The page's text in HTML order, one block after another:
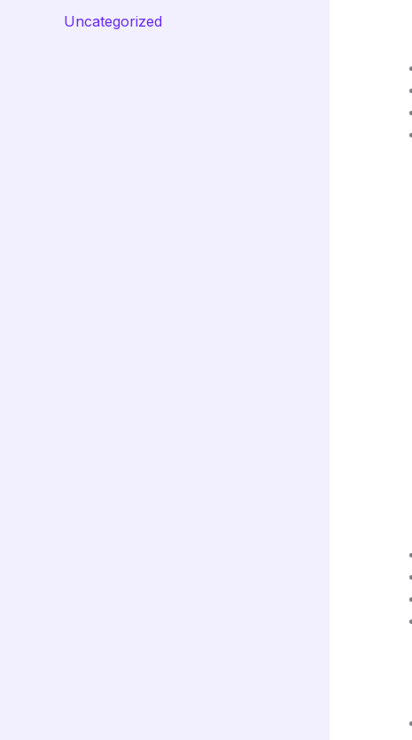
Uncategorized